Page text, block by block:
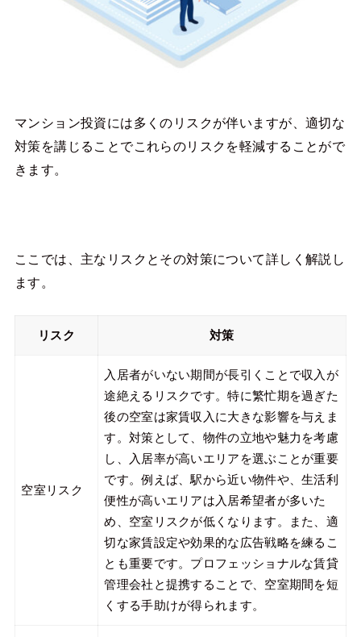
マンション投資には多くのリスクが伴いますが、適切な
対策を講じることでこれらのリスクを軽減することがで
きます。
ここでは、主なリスクとその対策について詳しく解説し
ます。
リスク 対策
空室リスク
入居者がいない期間が長引くことで収入が
途絶えるリスクです。特に繁忙期を過ぎた
後の空室は家賃収入に大きな影響を与えま
す。対策として、物件の立地や魅力を考慮
し、入居率が高いエリアを選ぶことが重要
です。例えば、駅から近い物件や、生活利
便性が高いエリアは入居希望者が多いた
め、空室リスクが低くなります。また、適
切な家賃設定や効果的な広告戦略を練るこ
とも重要です。プロフェッショナルな賃貸
管理会社と提携することで、空室期間を短
くする手助けが得られます。